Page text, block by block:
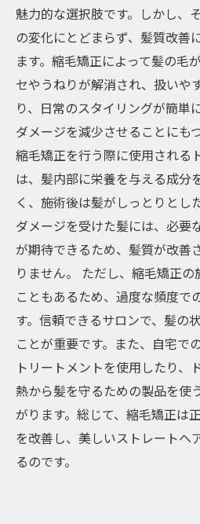
魅力的な選択肢です。しかし、
の変化にとどまらず、髪質改善
ます。縮毛矯正によって髪の毛
セやうねりが解消され、扱いや
り、日常のスタイリングが簡単
ダメージを減少させることにも
縮毛矯正を行う際に使用される
は、髪内部に栄養を与える成分
く、施術後は髪がしっとりとし
ダメージを受けた髪には、必要
が期待できるため、髪質が改善
りません。 ただし、縮毛矯正
こともあるため、過度な頻度で
す。信頼できるサロンで、髪の
ことが重要です。また、自宅で
トリートメントを使用したり、
熱から髪を守るための製品を使
がります。総じて、縮毛矯正は
を改善し、美しいストレートヘ
るのです。